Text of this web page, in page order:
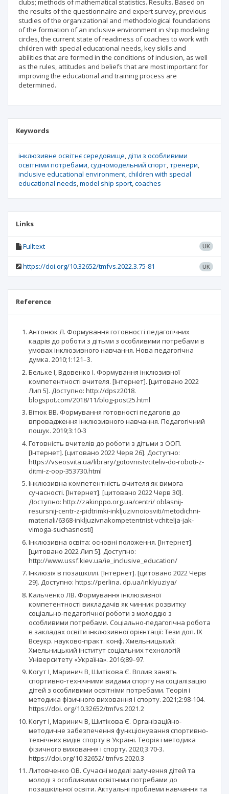
clubs; methods of mathematical statistics. Results. Based on
the results of the questionnaire and expert survey, previous
studies of the organizational and methodological foundations
of the formation of an inclusive environment in ship modeling
circles, the current state of readiness of coaches to work with
children with special educational needs, key skills and
abilities that are formed in the conditions of inclusion, as well
as the rules, attitudes and beliefs that are most important for
improving the educational and training process are
determined.
Keywords
інклюзивне освітнє середовище діти з особливими
освітніми потребами судномодельний спорт тренери
inclusive educational environment children with special
educational needs model ship sport coaches
Links
Fulltext UK
https://doi.org/10.32652/tmfvs.2022.3.75-81 UK
Reference
Антонюк Л. Формування готовності педагогічних
кадрів до роботи з дітьми з особливими потребами в
умовах інклюзивного навчання. Нова педагогічна
думка. 2010;1:121–3.
Бельке І, Вдовенко І. Формування інклюзивної
компетентності вчителя. [Інтернет]. [цитовано 2022
Лип 5]. Доступно: http://dpsz2018.
blogspot.com/2018/11/blog-post25.html
Вітюк ВВ. Формування готовності педагогів до
впровадження інклюзивного навчання. Педагогічний
пошук. 2019;3:10-3
Готовність вчителів до роботи з дітьми з ООП.
[Інтернет]. [цитовано 2022 Черв 26]. Доступно:
https://vseosvita.ua/library/gotovnistvciteliv-do-roboti-z-
ditmi-z-oop-353730.html
Інклюзивна компетентність вчителя як вимога
сучасності. [Інтернет]. [цитовано 2022 Черв 30].
Доступно: http://zakinppo.org.ua/centri/ oblasnij-
resursnij-centr-z-pidtrimki-inkljuzivnoiosviti/metodichni-
materiali/6368-inkljuzivnakompetentnist-vchitelja-jak-
vimoga-suchasnosti]
Інклюзивна освіта: основні положення. [Інтернет].
[цитовано 2022 Лип 5]. Доступно:
http://www.ussf.kiev.ua/ie_inclusive_education/
Інклюзія в позашкіллі. [Інтернет]. [цитовано 2022 Черв
29]. Доступно: https://perlina. dp.ua/inklyuziya/
Кальченко ЛВ. Формування інклюзивної
компетентності викладачів як чинник розвитку
соціально-педагогічної роботи з молоддю з
особливими потребами. Соціально-педагогічна робота
в закладах освіти інклюзивної орієнтації: Тези доп. IХ
Всеукр. науково-практ. конф. Хмельницький:
Хмельницький інститут соціальних технологій
Університету «Україна». 2016;89–97.
Когут І, Маринич В, Шитікова Є. Вплив занять
спортивно-технічними видами спорту на соціалізацію
дітей з особливими освітніми потребами. Теорія і
методика фізичного виховання і спорту. 2021;2:98-104.
https://doi. org/10.32652/tmfvs.2021.2
Когут І, Маринич В, Шитікова Є. Організаційно-
методичне забезпечення функціонування спортивно-
технічних видів спорту в Україні. Теорія і методика
фізичного виховання і спорту. 2020;3:70-3.
https://doi.org/10.32652/ tmfvs.2020.3
Литовченко ОВ. Сучасні моделі залучення дітей та
молоді з особливими освітніми потребами до
позашкільної освіти. Актуальні проблеми навчання та